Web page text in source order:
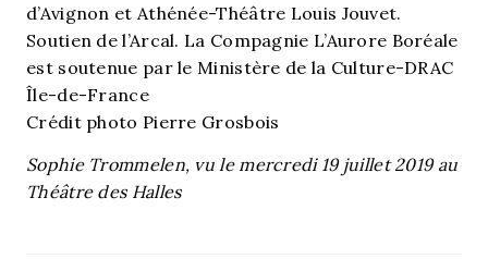
d’Avignon et Athénée-Théâtre Louis Jouvet.
Soutien de l’Arcal. La Compagnie L’Aurore Boréale
est soutenue par le Ministère de la Culture-DRAC
Île-de-France
Crédit photo Pierre Grosbois
Sophie Trommelen, vu le mercredi 19 juillet 2019 au
Théâtre des Halles